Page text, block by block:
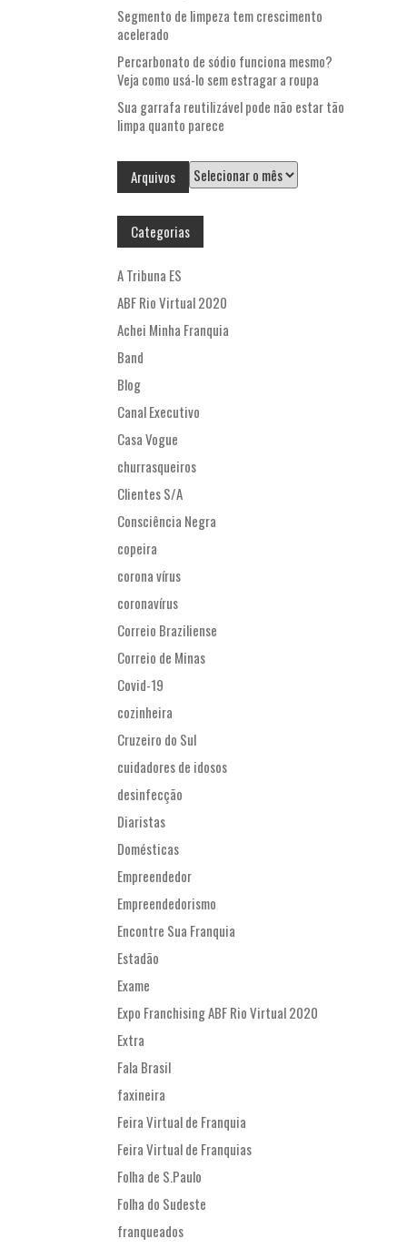
Segmento de limpeza tem crescimento
acelerado
Percarbonato de sódio funciona mesmo?
Veja como usá-lo sem estragar a roupa
Sua garrafa reutilizável pode não estar tão
limpa quanto parece
Arquivos Arquivos
Categorias
A Tribuna ES
ABF Rio Virtual 2020
Achei Minha Franquia
Band
Blog
Canal Executivo
Casa Vogue
churrasqueiros
Clientes S/A
Consciência Negra
copeira
corona vírus
coronavírus
Correio Braziliense
Correio de Minas
Covid-19
cozinheira
Cruzeiro do Sul
cuidadores de idosos
desinfecção
Diaristas
Domésticas
Empreendedor
Empreendedorismo
Encontre Sua Franquia
Estadão
Exame
Expo Franchising ABF Rio Virtual 2020
Extra
Fala Brasil
faxineira
Feira Virtual de Franquia
Feira Virtual de Franquias
Folha de S.Paulo
Folha do Sudeste
franqueados